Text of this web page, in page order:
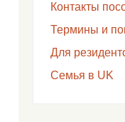
Контакты
Термины и
Для
Семья в UK